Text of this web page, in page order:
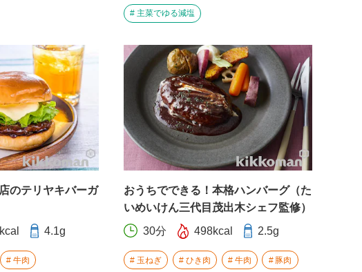
主菜でゆる減塩
のテリヤキバーガ
4.1g
牛肉
おうちでできる！本格ハンバーグ（た
いめいけん三代目茂出木シェフ監修）
30分 498kcal 2.5g
玉ねぎ ひき肉 牛肉 豚肉